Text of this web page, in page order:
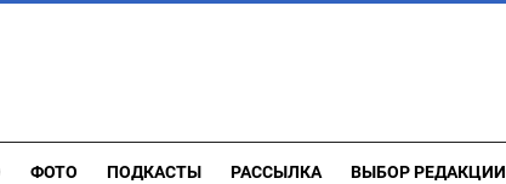
ФОТО ПОДКАСТЫ РАССЫЛКА ВЫБОР РЕДАКЦИИ